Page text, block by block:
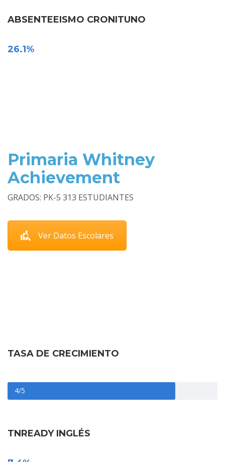
ABSENTEEISMO CRONITUNO
26.1%
Primaria Whitney
Achievement
GRADOS: PK-5 313 ESTUDIANTES
Ver Datos Escolares
TASA DE CRECIMIENTO
4/5
TNREADY INGLÉS